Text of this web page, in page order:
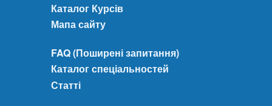
Каталог Курсів
Мапа сайту
FAQ (Поширені запитання)
Каталог спеціальностей
Статті